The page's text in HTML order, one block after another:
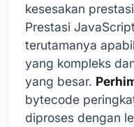
kesesakan
Prestasi
terutamanya
yang kompleks
yang besar.
bytecode
diproses dengan